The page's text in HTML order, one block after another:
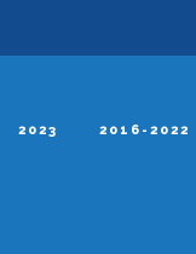
2023 2016-2022